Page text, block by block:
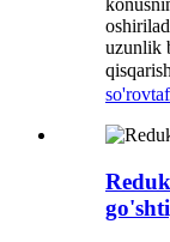
uzunlik
so'rov